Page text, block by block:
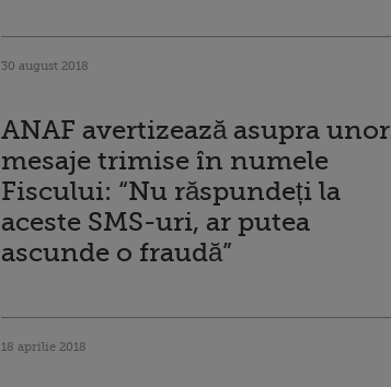
30 august 2018
ANAF avertizează asupra unor
mesaje trimise în numele
Fiscului: “Nu răspundeți la
aceste SMS-uri, ar putea
ascunde o fraudă”
18 aprilie 2018